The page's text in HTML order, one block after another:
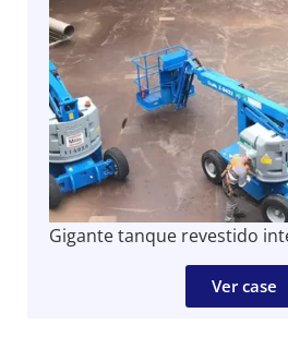
Gigante tanque revestido
Ver case